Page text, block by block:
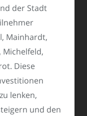
der Stadt
Mainhardt,
Michelfeld,
Diese
lenken,
und den